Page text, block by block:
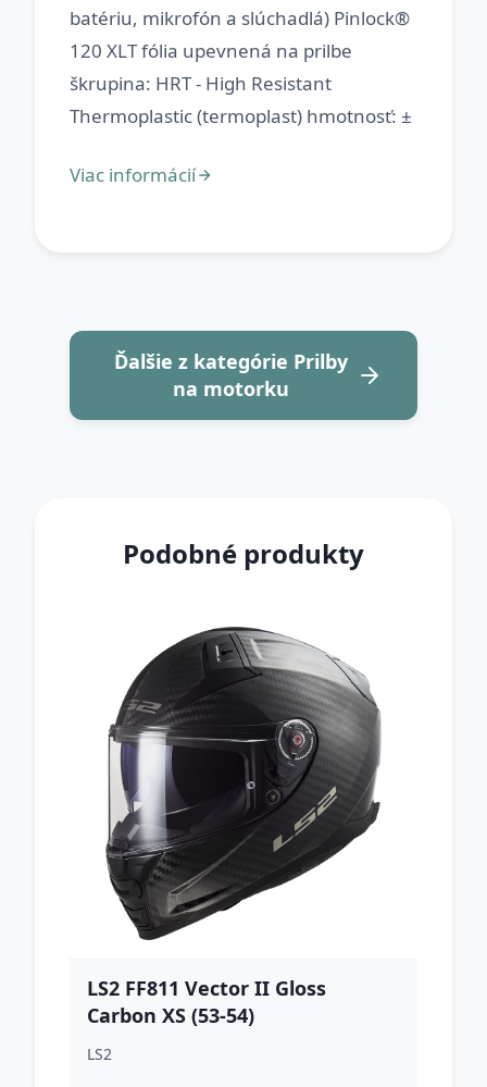
batériu, mikrofón a slúchadlá) Pinlock®
120 XLT fólia upevnená na prilbe
škrupina: HRT - High Resistant
Ďalšie z kategórie Prilby
na motorku
Podobné produkty
LS2 FF811 Vector II Gloss
Carbon XS (53-54)
LS2